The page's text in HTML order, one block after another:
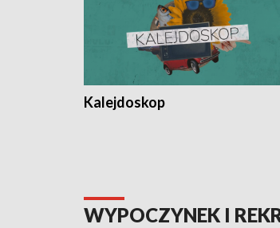
Kalejdoskop
WYPOCZYNEK I